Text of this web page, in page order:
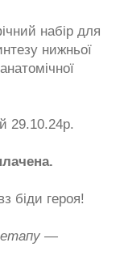
набір для
нижньої
29.10.24р.
біди героя!
етапу —